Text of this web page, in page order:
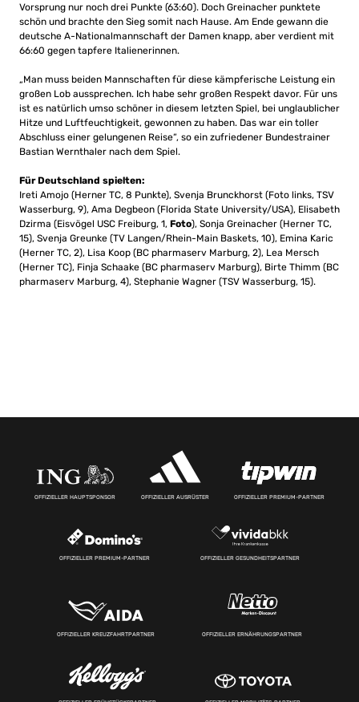
Vorsprung nur noch drei Punkte (63:60). Doch Greinacher punktete
schön und brachte den Sieg somit nach Hause. Am Ende gewann die
deutsche A-Nationalmannschaft der Damen knapp, aber verdient mit
66:60 gegen tapfere Italienerinnen.
„Man muss beiden Mannschaften für diese kämpferische Leistung ein
großen Lob aussprechen. Ich habe sehr großen Respekt davor. Für uns
ist es natürlich umso schöner in diesem letzten Spiel, bei unglaublicher
Hitze und Luftfeuchtigkeit, gewonnen zu haben. Das war ein toller
Abschluss einer gelungenen Reise“, so ein zufriedener Bundestrainer
Bastian Wernthaler nach dem Spiel.
Für Deutschland spielten:
Ireti Amojo (Herner TC, 8 Punkte), Svenja Brunckhorst (Foto links, TSV
Wasserburg, 9), Ama Degbeon (Florida State University/USA), Elisabeth
Dzirma (Eisvögel USC Freiburg, 1, Foto), Sonja Greinacher (Herner TC,
15), Svenja Greunke (TV Langen/Rhein-Main Baskets, 10), Emina Karic
(Herner TC, 2), Lisa Koop (BC pharmaserv Marburg, 2), Lea Mersch
(Herner TC), Finja Schaake (BC pharmaserv Marburg), Birte Thimm (BC
pharmaserv Marburg, 4), Stephanie Wagner (TSV Wasserburg, 15).
OFFIZIELLER HAUPTSPONSOR OFFIZIELLER AUSRÜSTER OFFIZIELLER PREMIUM-PARTNER
OFFIZIELLER PREMIUM-PARTNER OFFIZIELLER GESUNDHEITSPARTNER
OFFIZIELLER KREUZFAHRTPARTNER OFFIZIELLER ERNÄHRUNGSPARTNER